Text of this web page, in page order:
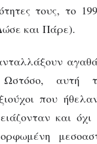
τους, το
και Πάρε).
αγαθά
Ωστόσο, αυτή
που
και